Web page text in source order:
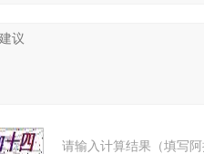
请输入计算结果（填写